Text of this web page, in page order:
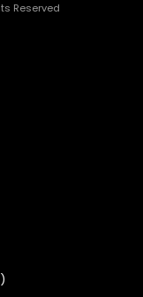
Reserved